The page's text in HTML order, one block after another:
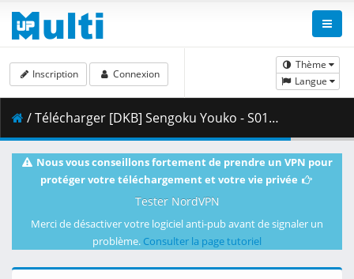
Thème
Langue
Inscription Connexion
/ Télécharger [DKB] Sengoku Youko - S01E31 [1080p][HEVC x265 10bit][Multi-Subs].mkv.001 ( 313.94 MB )
Nous vous conseillons fortement de prendre un VPN pour
protéger votre téléchargement et votre vie privée
Tester NordVPN
Merci de désactiver votre logiciel anti-pub avant de signaler un
problème. Consulter la page tutoriel